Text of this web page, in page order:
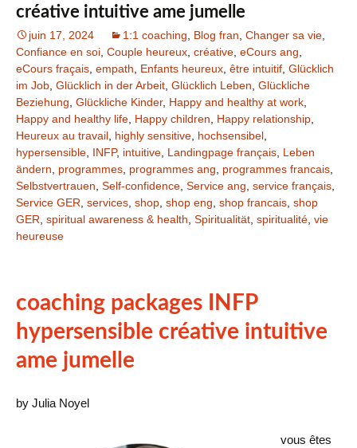
créative intuitive ame jumelle
juin 17, 2024 1:1 coaching Blog fran Changer sa vie
Confiance en soi Couple heureux créative eCours ang
eCours fraçais empath Enfants heureux être intuitif Glücklich
im Job Glücklich in der Arbeit Glücklich Leben Glückliche
Beziehung Glückliche Kinder, Happy and healthy at work
Happy and healthy life Happy children Happy relationship
Heureux au travail highly sensitive hochsensibel
hypersensible INFP, intuitive Landingpage français Leben
ändern
programmes programmes ang programmes francais
Selbstvertrauen Self-confidence Service ang service français
Service GER services shop shop eng shop francais shop
GER spiritual awareness & health Spiritualität spiritualité vie
heureuse
coaching packages INFP
hypersensible créative intuitive
ame jumelle
by Julia Noyel
vous êtes